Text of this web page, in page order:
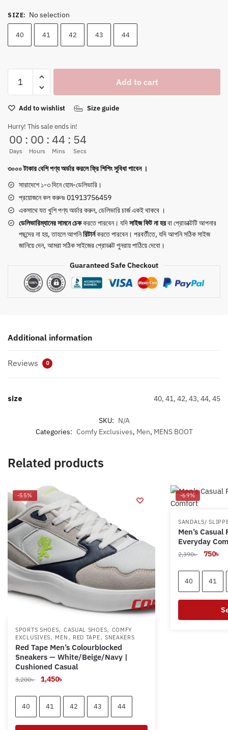
was:
7,200৳ .
is:
2,350৳ .
SIZE: No selection
40 41 42 43 44
Black
Chelsea
Boot
quantity
Add to cart
Add to wishlist Size guide
Hurry! This sale ends in!
00
Days
: 00
Hours
: 44
Mins
: 53
Secs
৩০০০ টাকার বেশি পণ্য অর্ডার করলে ফ্রি শিপিং সুবিধা পাবেন ।
সারাদেশে ১-৩ দিনে হোম-ডেলিভারি।
প্রয়োজনে কল করুনঃ 01913756459
একসাথে যত খুশি পণ্য অর্ডার করুন, ডেলিভারি চার্জ একই থাকবে ।
ডেলিভারিম্যানের সামনেচেককরতে পারবেন। যদিসাইজ ফিট না হয়বা প্রোডাক্টটি আপনার
পছন্দের না হয়, তাহলে আপনিরিটার্নকরতে পারবেন। পরবর্তীতে, যদি আপনি সঠিক সাইজ
জানিয়ে দেন, আমরা সঠিক সাইজের প্রোডাক্ট পুনরায় পাঠিয়ে দেবো।
Guaranteed Safe Checkout
Additional information
Reviews 0
size 40, 41, 42, 43, 44, 45
SKU: N/A
Categories: Comfy Exclusives, Men, MENS BOOT
Related products
-55%
SPORTS SHOES, CASUAL SHOES, COMFY
EXCLUSIVES, MEN , RED TAPE, SNEAKERS
Red Tape Men’s Colourblocked
Sneakers — White/Beige/Navy |
Cushioned Casual
3,200৳
Original
1,450৳
40 41 42 43 44
-69%
SANDALS/
Men’s
Everyday
2,390৳
Original
750৳
40 41